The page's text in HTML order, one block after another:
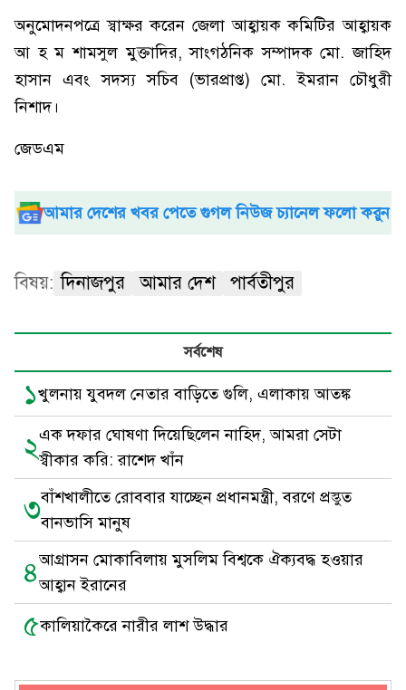
অনুমোদনপত্রে স্বাক্ষর করেন জেলা আহ্বায়ক কমিটির আহ্বায়ক
আ হ ম শামসুল মুক্তাদির, সাংগঠনিক সম্পাদক মো. জাহিদ
হাসান এবং সদস্য সচিব (ভারপ্রাপ্ত) মো. ইমরান চৌধুরী
নিশাদ।
জেডএম
আমার দেশের খবর পেতে গুগল নিউজ চ্যানেল ফলো করুন
বিষয়: দিনাজপুর আমার দেশ পার্বতীপুর
সর্বশেষ
১খুলনায় যুবদল নেতার বাড়িতে গুলি, এলাকায় আতঙ্ক
২এক দফার ঘোষণা দিয়েছিলেন নাহিদ, আমরা সেটা
স্বীকার করি: রাশেদ খাঁন
৩বাঁশখালীতে রোববার যাচ্ছেন প্রধানমন্ত্রী, বরণে প্রস্তুত
বানভাসি মানুষ
৪আগ্রাসন মোকাবিলায় মুসলিম বিশ্বকে ঐক্যবদ্ধ হওয়ার
আহ্বান ইরানের
৫কালিয়াকৈরে নারীর লাশ উদ্ধার